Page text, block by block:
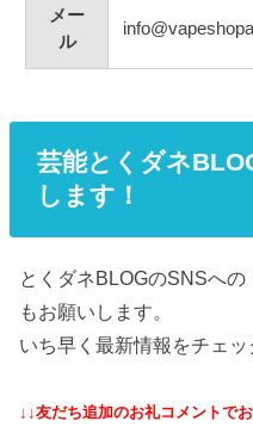
メー
ル
芸能とくダネ
します！
とくダネBLOGのSNSへの
もお願いします。
いち早く最新情報をチェ
↓↓友だち追加のお礼コメントで